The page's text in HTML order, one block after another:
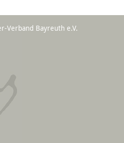
Verband Bayreuth e.V.